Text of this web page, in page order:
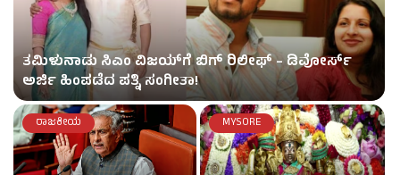
ತಮಿಳುನಾಡು ಸಿಎಂ ವಿಜಯ್‌ಗೆ ಬಿಗ್ ರಿಲೀಫ್ – ಡಿವೋರ್ಸ್
ಅರ್ಜಿ ಹಿಂಪಡೆದ ಪತ್ನಿ ಸಂಗೀತಾ!
ರಾಜಕೀಯ MYSORE